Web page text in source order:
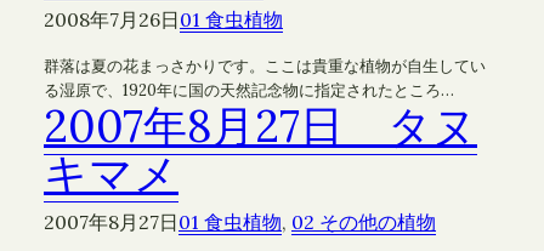
2008年7月26日01 食虫植物
群落は夏の花まっさかりです。ここは貴重な植物が自生してい
る湿原で、1920年に国の天然記念物に指定されたところ…
2007年8月27日 タヌ
キマメ
2007年8月27日01 食虫植物, 02 その他の植物